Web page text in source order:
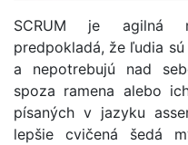
SCRUM je agilná
predpokladá, že ľudia
a nepotrebujú nad
spoza ramena alebo
písaných v jazyku
lepšie cvičená šedá